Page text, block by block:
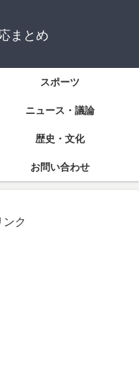
まとめ
スポーツ
ニュース・議論
歴史・文化
お問い合わせ
ンク